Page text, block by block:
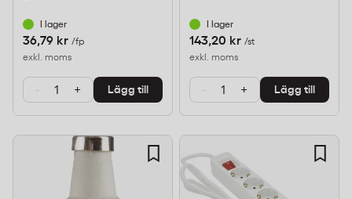
I lager
36,79 kr /fp
exkl. moms
- + Lägg till
I lager
143,20 kr /st
exkl. moms
- + Lägg till